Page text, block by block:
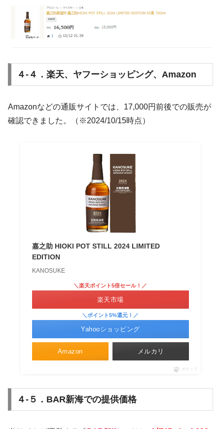
４-４．楽天、ヤフーショッピング、Amazon
Amazonなどの通販サイトでは、17,000円前後での販売が
確認できました 。 （※2024/10/15時点）
嘉之助 HIOKI POT STILL 2024 LIMITED
EDITION
KANOSUKE
Amazon
＼楽天ポイント5倍セール！／
楽天市場
＼ポイント5%還元！／
Yahooショッピング
メルカリ
ポチップ
４-５．BAR新海での提供価格